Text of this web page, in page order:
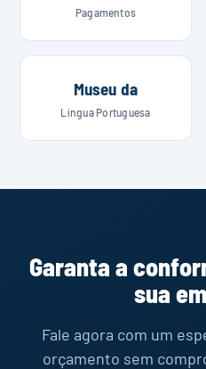
Pagamentos
Museu da
Língua Portuguesa
Garanta a
sua
Fale agora com um
orçamento sem